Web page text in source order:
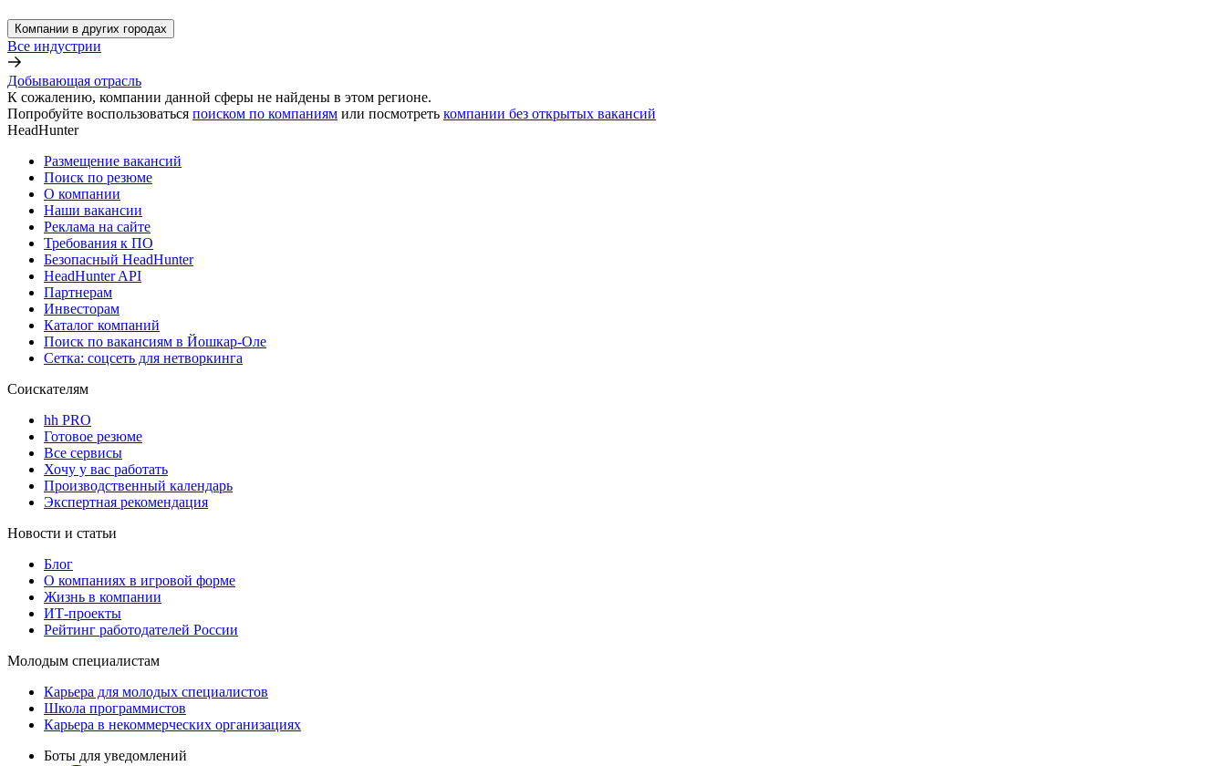
Компании в других городах
Все индустрии
Добывающая отрасль
К сожалению, компании данной сферы не найдены в этом регионе.
Попробуйте воспользоваться поиском по компаниям или посмотреть компании без открытых вакансий
HeadHunter
Размещение вакансий
Поиск по резюме
О компании
Наши вакансии
Реклама на сайте
Требования к ПО
Безопасный HeadHunter
HeadHunter API
Партнерам
Инвесторам
Каталог компаний
Поиск по вакансиям в Йошкар-Оле
Сетка: соцсеть для нетворкинга
Соискателям
hh PRO
Готовое резюме
Все сервисы
Хочу у вас работать
Производственный календарь
Экспертная рекомендация
Новости и статьи
Блог
О компаниях в игровой форме
Жизнь в компании
ИТ-проекты
Рейтинг работодателей России
Молодым специалистам
Карьера для молодых специалистов
Школа программистов
Карьера в некоммерческих организациях
Боты для уведомлений